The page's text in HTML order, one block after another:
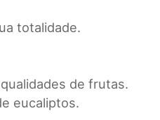
totalidade.
de frutas.
eucaliptos.